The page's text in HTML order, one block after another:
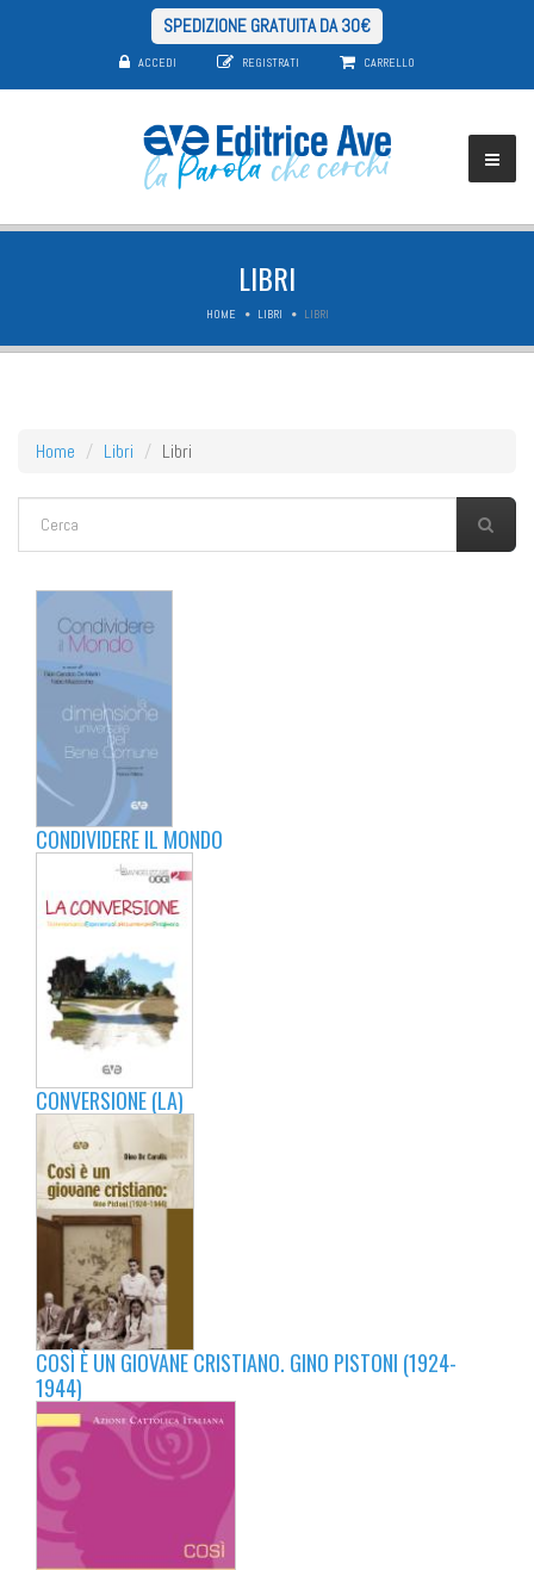
SPEDIZIONE GRATUITA DA 30€
ACCEDI REGISTRATI CARRELLO
LIBRI
HOME LIBRI LIBRI
Home Libri Libri
FORM DI RICERCA
CONDIVIDERE IL MONDO
CONVERSIONE (LA)
COSÌ È UN GIOVANE CRISTIANO. GINO PISTONI (1924-
1944)